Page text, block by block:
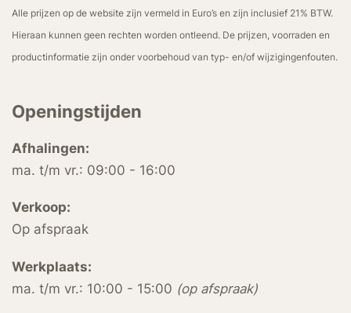
Alle prijzen op de website zijn vermeld in Euro’s en zijn inclusief 21% BTW.
Hieraan kunnen geen rechten worden ontleend. De prijzen, voorraden en
productinformatie zijn onder voorbehoud van typ- en/of wijzigingenfouten.
Openingstijden
Afhalingen:
ma. t/m vr.: 09:00 - 16:00
Verkoop:
Op afspraak
Werkplaats:
ma. t/m vr.: 10:00 - 15:00 (op afspraak)